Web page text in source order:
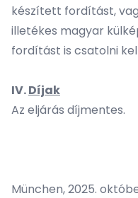
készített fordítást,
illetékes magyar
fordítást is csatolni
IV.Díjak
Az eljárás díjmentes.
München, 2025.